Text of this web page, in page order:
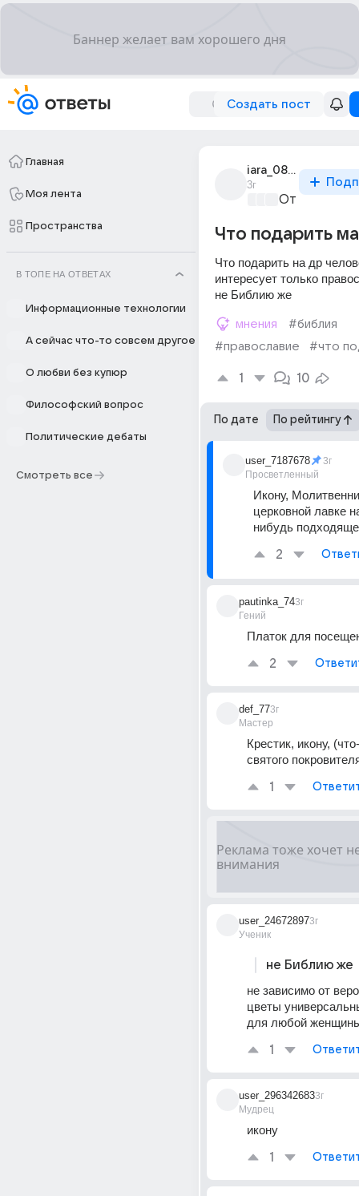
Создать пост
Главная
Моя лента
Пространства
В ТОПЕ НА ОТВЕТАХ
Информационные технологии
А сейчас что-то совсем другое
О любви без купюр
Философский вопрос
Политические дебаты
Смотреть все
iara_0822
3г
От
Что подарить
Что подарить на др
интересует только
не Библию же
мнения
#библия
#православие
#что
1 10
По дате По рейтингу
user_7187678
Просветленный
3г
Икону,
церковной лавке
нибудь
2
pautinka_74
Гений
3г
Платок для
2
def_77
Мастер
3г
Крестик, икону,
святого
1
user_24672897
Ученик
3г
не Библию же
не зависимо от
цветы
для любой
1
user_296342683
Мудрец
3г
икону
1